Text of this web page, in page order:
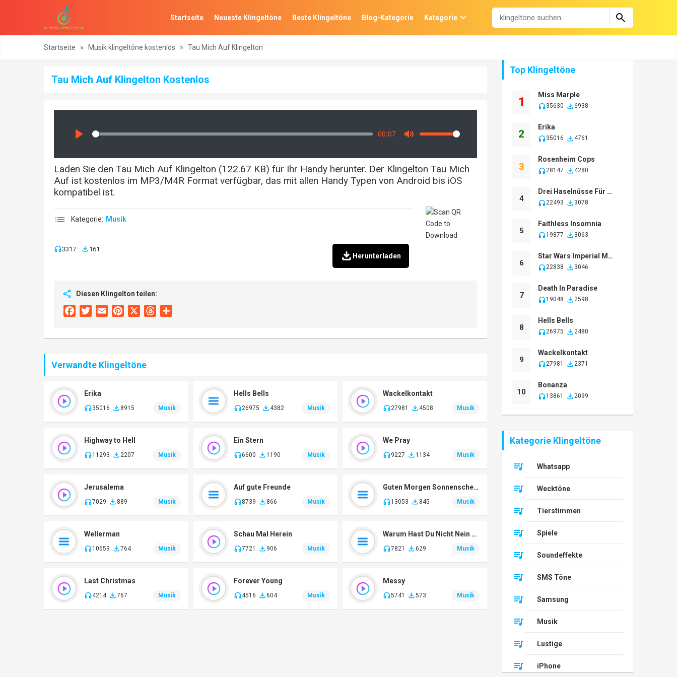
Startseite Neueste Klingeltöne Beste Klingeltöne Blog-Kategorie Kategorie
Startseite » Musik klingeltöne kostenlos » Tau Mich Auf Klingelton
Tau Mich Auf Klingelton Kostenlos
Seek
00:07
Volume
Laden Sie den Tau Mich Auf Klingelton (122.67 KB) für Ihr Handy herunter. Der Klingelton Tau Mich
Auf ist kostenlos im MP3/M4R Format verfügbar, das mit allen Handy Typen von Android bis iOS
kompatibel ist.
Kategorie: Musik
3317 161
Herunterladen
Diesen Klingelton teilen:
FacebookTwitterEmail Pinterest Threads
Verwandte Klingeltöne
Erika
35016 8915 Musik
Hells Bells
26975 4382 Musik
Wackelkontakt
27981 4508 Musik
Highway to Hell
11293 2207 Musik
Ein Stern
6600 1190 Musik
We Pray
9227 1134 Musik
Jerusalema
7029 889 Musik
Auf gute Freunde
8739 866 Musik
Guten Morgen Sonnenschein
13053 845 Musik
Wellerman
10659 764 Musik
Schau Mal Herein
7721 906 Musik
Warum Hast Du Nicht Nein Gesagt
7821 629 Musik
Last Christmas
4214 767 Musik
Forever Young
4516 604 Musik
Messy
5741 573 Musik
Top Klingeltöne
1
Miss Marple
35630 6938
2
Erika
35016 4761
3
Rosenheim Cops
28147 4280
4
Drei Haselnüsse Für Aschenbrödel
22493 3078
5
Faithless Insomnia
19877 3063
6
Star Wars Imperial March
22838 3046
7
Death In Paradise
19048 2598
8
Hells Bells
26975 2480
9
Wackelkontakt
27981 2371
10
Bonanza
13861 2099
Kategorie Klingeltöne
Whatsapp
Wecktöne
Tierstimmen
Spiele
Soundeffekte
SMS Töne
Samsung
Musik
Lustige
iPhone